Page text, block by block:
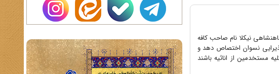
ریاست محترم دفتر مخصوص شاهنشاهی نیکلا نام صاحب کافه
نسوان اختصاص دهد و
مستخدمین از اناثیه باشند